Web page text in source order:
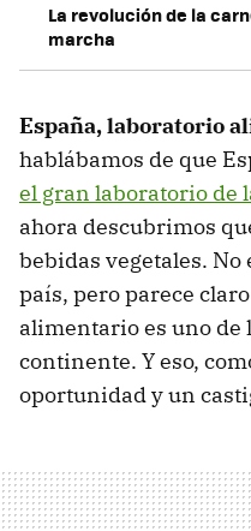
La revolución de la
marcha
España, laboratorio
hablábamos de que
el gran laboratorio de
ahora descubrimos
bebidas vegetales. No
país, pero parece
alimentario es uno de
continente. Y eso,
oportunidad y un